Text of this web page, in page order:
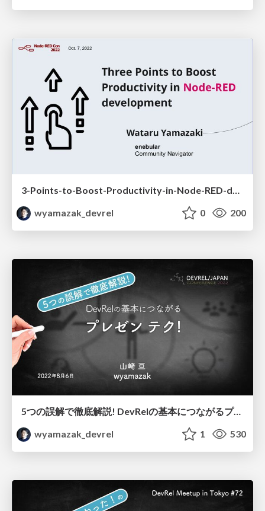
3-Points-to-Boost-Productivity-in-Node-RED-development
wyamazak_devrel
0 200
5つの誤解で徹底解説! DevRelの基本につながるプレゼン テク!
wyamazak_devrel
1 530